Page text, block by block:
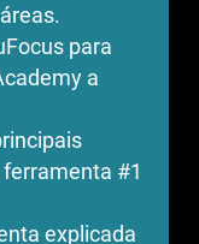
para
a
#1
explicada